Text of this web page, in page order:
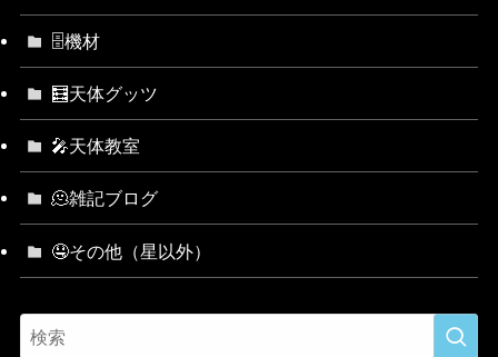
🗄機材
🧮天体グッツ
🎤天体教室
🫠雑記ブログ
🤤その他（星以外）